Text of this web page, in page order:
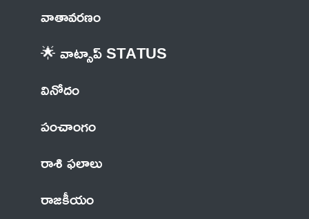
వాతావరణం
🌟 వాట్సాప్ STATUS
వినోదం
పంచాంగం
రాశి ఫలాలు
రాజకీయం